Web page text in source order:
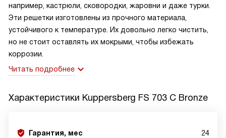
например, кастрюли, сковородки, жаровни и даже турки.
Эти решетки изготовлены из прочного материала,
устойчивого к температуре. Их довольно легко чистить,
но не стоит оставлять их мокрыми, чтобы избежать
коррозии.
Читать подробнее
Характеристики Kuppersberg FS 703 C Bronze
Гарантия, мес 24